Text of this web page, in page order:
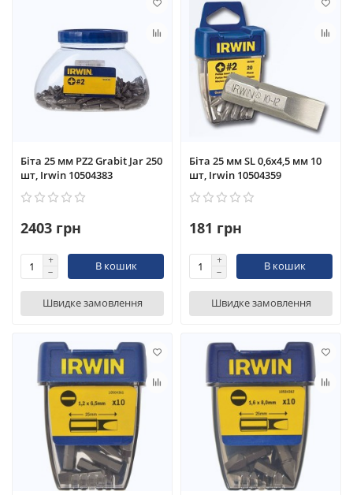
Біта 25 мм PZ2 Grabit Jar 250
шт, Irwin 10504383
2403 грн
В кошик
Швидке замовлення
Біта 25 мм SL 0,6x4,5 мм 10
шт, Irwin 10504359
181 грн
В кошик
Швидке замовлення